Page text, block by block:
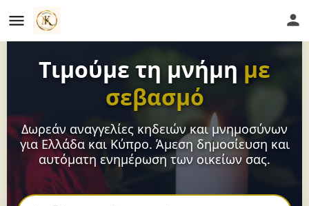
Τιμούμε τη μνήμη με
σεβασμό
Δωρεάν αναγγελίες κηδειών και μνημοσύνων
για Ελλάδα και Κύπρο. Άμεση δημοσίευση και
αυτόματη ενημέρωση των οικείων σας.